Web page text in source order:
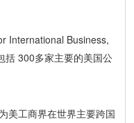
International Business,
括 300多家主要的美国公
美工商界在世界主要跨国